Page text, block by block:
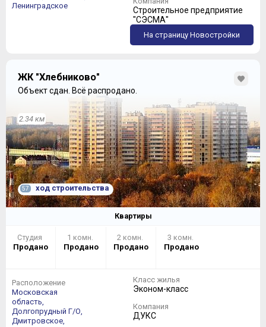
Ленинградское
Строительное предприятие
"СЭСМА"
На страницу Новостройки
ЖК "Хлебниково"
Объект сдан. Всё распродано.
2.34 км
57 ход строительства
Квартиры
Студия
Продано
1 комн.
Продано
2 комн.
Продано
3 комн.
Продано
Расположение
Московская
область,
Долгопрудный Г/О,
Дмитровское,
Класс жилья
Эконом-класс
Компания
ДУКС